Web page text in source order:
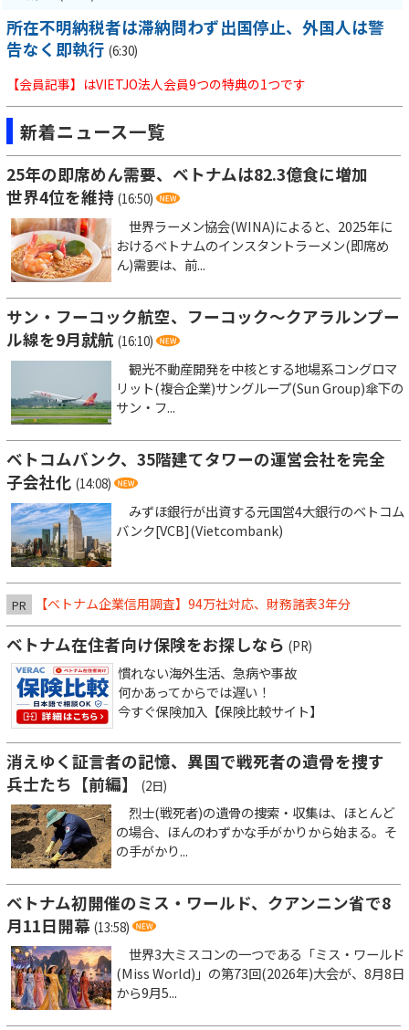
所在不明納税者は滞納問わず出国停止、外国人は警
告なく即執行 (6:30)
【会員記事】はVIETJO法人会員9つの特典の1つです
新着ニュース一覧
25年の即席めん需要、ベトナムは82.3億食に増加
世界4位を維持 (16:50)
世界ラーメン協会(WINA)によると、2025年に
おけるベトナムのインスタントラーメン(即席め
ん)需要は、前...
サン・フーコック航空、フーコック～クアラルンプー
ル線を9月就航 (16:10)
観光不動産開発を中核とする地場系コングロマ
リット(複合企業)サングループ(Sun Group)傘下の
サン・フ...
ベトコムバンク、35階建てタワーの運営会社を完全
子会社化 (14:08)
みずほ銀行が出資する元国営4大銀行のベトコム
バンク[VCB](Vietcombank)
PR 【ベトナム企業信用調査】94万社対応、財務諸表3年分
ベトナム在住者向け保険をお探しなら (PR)
慣れない海外生活、急病や事故
何かあってからでは遅い！
今すぐ保険加入【保険比較サイト】
消えゆく証言者の記憶、異国で戦死者の遺骨を捜す
兵士たち【前編】
(2日)
烈士(戦死者)の遺骨の捜索・収集は、ほとんど
の場合、ほんのわずかな手がかりから始まる。そ
の手がかり...
ベトナム初開催のミス・ワールド、クアンニン省で8
月11日開幕 (13:58)
世界3大ミスコンの一つである「ミス・ワールド
(Miss World)」の第73回(2026年)大会が、8月8日
から9月5...